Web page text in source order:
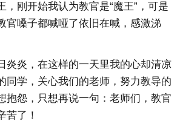
，刚开始我认为教官是“魔王”，可是
官嗓子都喊哑了依旧在喊，感激涕
炎炎，在这样的一天里我的心却清凉
同学，关心我们的老师，努力教导的
抱怨，只想再说一句：老师们，教官
苦了！